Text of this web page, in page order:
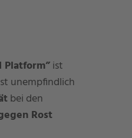
Platform”ist
unempfindlich
bei den
Rost